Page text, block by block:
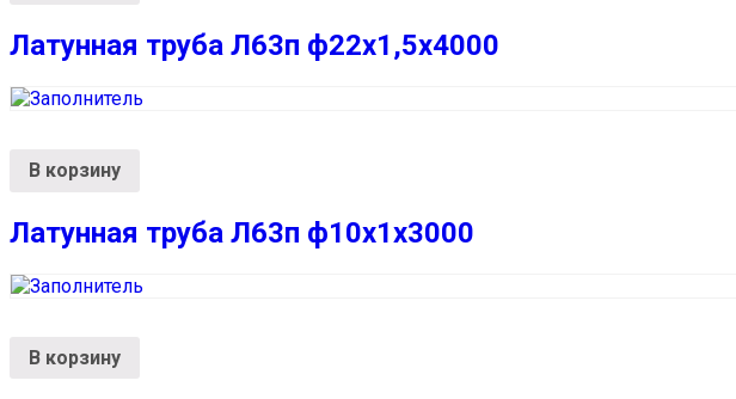
Латунная труба Л63п ф22х1,5х4000
В корзину
Латунная труба Л63п ф10х1х3000
В корзину